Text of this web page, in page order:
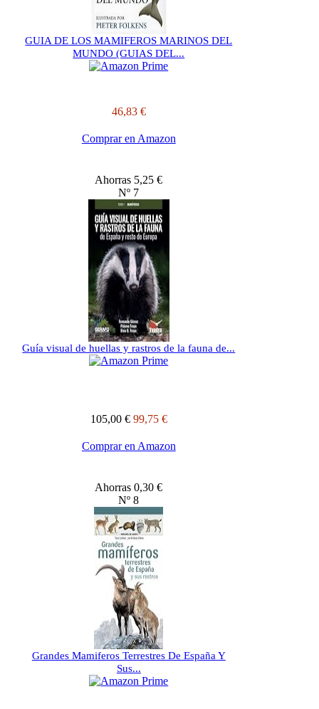
GUIA DE LOS MAMIFEROS MARINOS DEL
MUNDO (GUIAS DEL...
46,83 €
Comprar en Amazon
Ahorras 5,25 €
Nº 7
Guía visual de huellas y rastros de la fauna de...
105,00 € 99,75 €
Comprar en Amazon
Ahorras 0,30 €
Nº 8
Grandes Mamiferos Terrestres De España Y
Sus...